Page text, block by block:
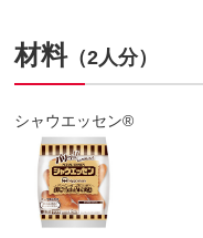
材料（2人分）
シャウエッセン®